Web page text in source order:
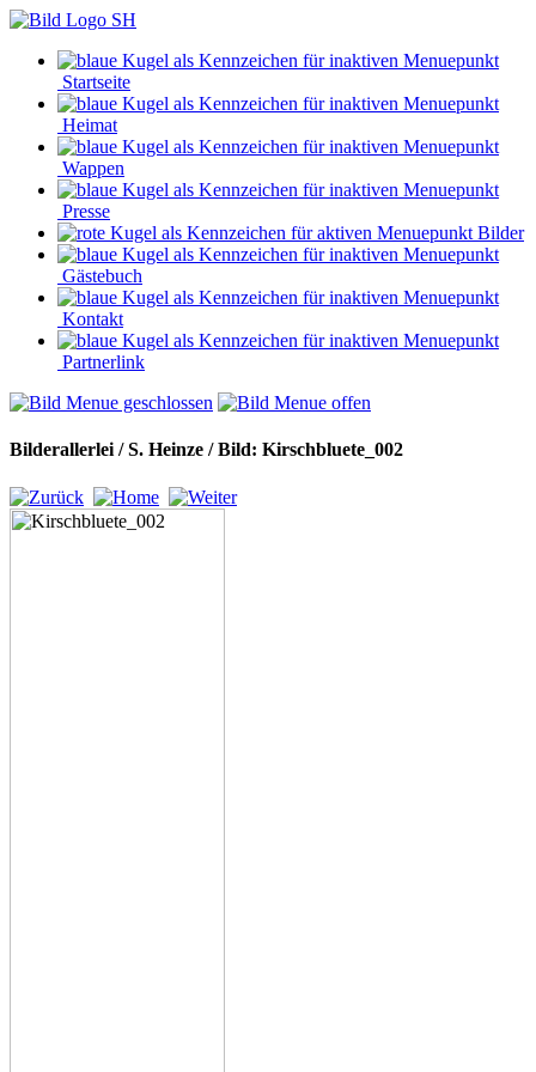
Startseite
Heimat
Wappen
Presse
Bilder
Gästebuch
Kontakt
Partnerlink
Bilderallerlei / S. Heinze / Bild: Kirschbluete_002